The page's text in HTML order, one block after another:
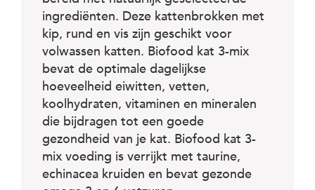
ingrediënten. Deze kattenbrokken met
kip, rund en vis zijn geschikt voor
volwassen katten. Biofood kat 3-mix
bevat de optimale dagelijkse
hoeveelheid eiwitten, vetten,
koolhydraten, vitaminen en mineralen
die bijdragen tot een goede
gezondheid van je kat. Biofood kat 3-
mix voeding is verrijkt met taurine,
echinacea kruiden en bevat gezonde